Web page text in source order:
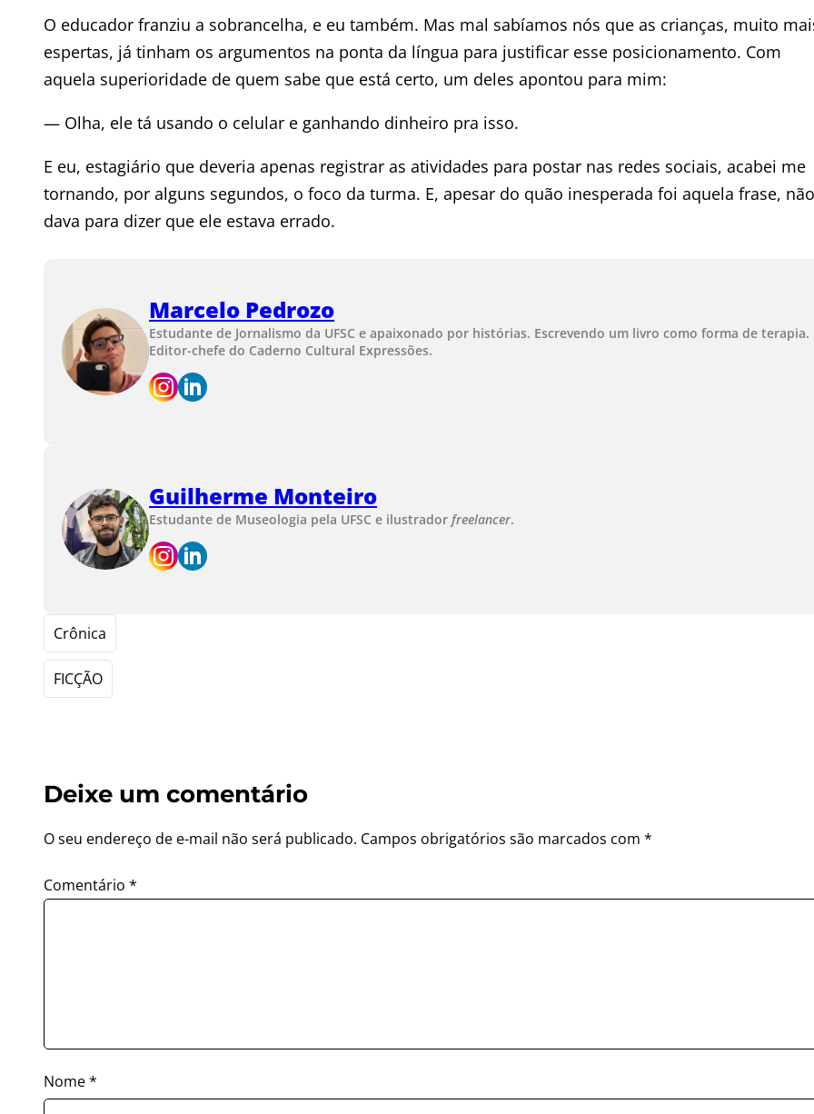
O educador franziu a sobrancelha, e eu também. Mas mal sabíamos nós que as crianças, muito
espertas, já tinham os argumentos na ponta da língua para justificar esse posicionamento. Com
aquela superioridade de quem sabe que está certo, um deles apontou para mim:
— Olha, ele tá usando o celular e ganhando dinheiro pra isso.
E eu, estagiário que deveria apenas registrar as atividades para postar nas redes sociais, acabei me
tornando, por alguns segundos, o foco da turma. E, apesar do quão inesperada foi aquela frase, não
dava para dizer que ele estava errado.
Marcelo Pedrozo
Estudante de Jornalismo da UFSC e apaixonado por histórias. Escrevendo um livro como forma de terapia.
Editor-chefe do Caderno Cultural Expressões.
Guilherme Monteiro
Estudante de Museologia pela UFSC e ilustrador freelancer.
Crônica
FICÇÃO
Deixe um comentário
O seu endereço de e-mail não será publicado. Campos obrigatórios são marcados com *
Comentário *
Nome*